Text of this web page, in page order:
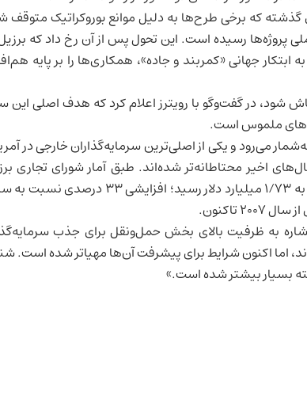
که برخی طرح‌ها به دلیل موانع بوروکراتیک متوقف
پروژه‌ها رسیده است. این تحول پس از آن رخ داد که
جهانی «کمربند و جاده»، همکاری‌ها را بر پایه
در گفت‌وگو با رویترز اعلام کرد که هدف اصلی این
ملموس است.
می‌رود و یکی از اصلی‌ترین سرمایه‌گذاران خارجی در
اخیر محتاطانه‌تر شده‌اند. طبق آمار شورای تجاری
میزان سرمایه‌گذاری چین در برزیل در سال ۲۰۲۳ به ۱/۷۳ میلیارد دلار
تاکنون.
به ظرفیت بالای بخش حمل‌ونقل برای جذب
اما اکنون شرایط برای پیشرفت آن‌ها مهیاتر شده
بسیار بیشتر شده است.»